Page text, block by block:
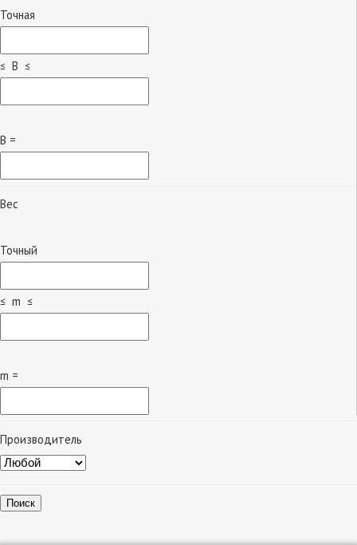
Точная
≤ B ≤
B =
Вес
Точный
≤ m ≤
m =
Производитель
Поиск